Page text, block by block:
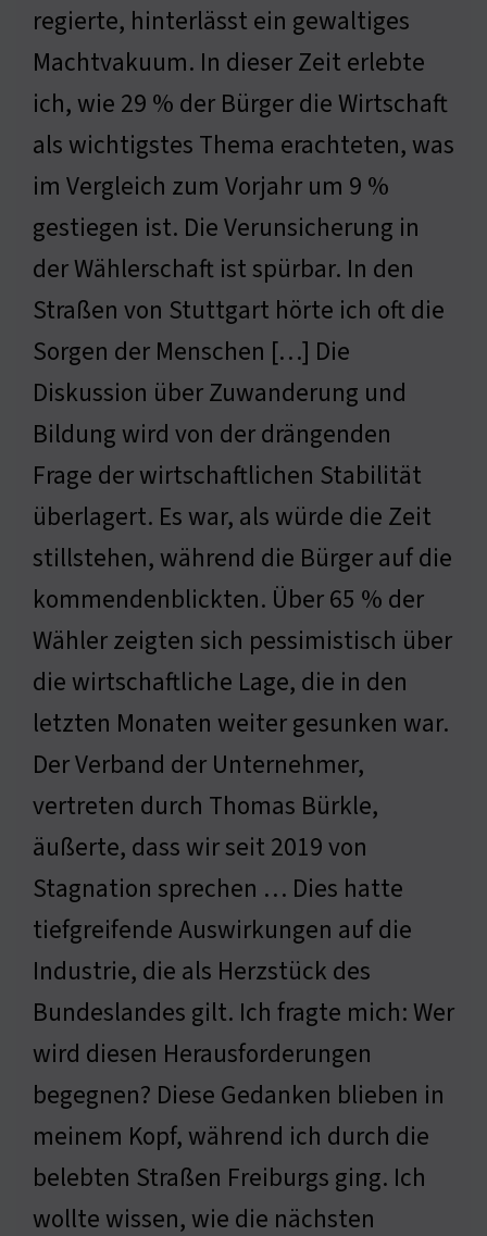
regierte, hinterlässt ein gewaltiges
Machtvakuum. In dieser Zeit erlebte
ich, wie 29 % der Bürger die Wirtschaft
als wichtigstes Thema erachteten, was
im Vergleich zum Vorjahr um 9 %
gestiegen ist. Die Verunsicherung in
der Wählerschaft ist spürbar. In den
Straßen von Stuttgart hörte ich oft die
Sorgen der Menschen […] Die
Diskussion über Zuwanderung und
Bildung wird von der drängenden
Frage der wirtschaftlichen Stabilität
überlagert. Es war, als würde die Zeit
stillstehen, während die Bürger auf die
kommendenblickten. Über 65 % der
Wähler zeigten sich pessimistisch über
die wirtschaftliche Lage, die in den
letzten Monaten weiter gesunken war.
Der Verband der Unternehmer,
vertreten durch Thomas Bürkle,
äußerte, dass wir seit 2019 von
Stagnation sprechen … Dies hatte
tiefgreifende Auswirkungen auf die
Industrie, die als Herzstück des
Bundeslandes gilt. Ich fragte mich: Wer
wird diesen Herausforderungen
begegnen? Diese Gedanken blieben in
meinem Kopf, während ich durch die
belebten Straßen Freiburgs ging. Ich
wollte wissen, wie die nächsten